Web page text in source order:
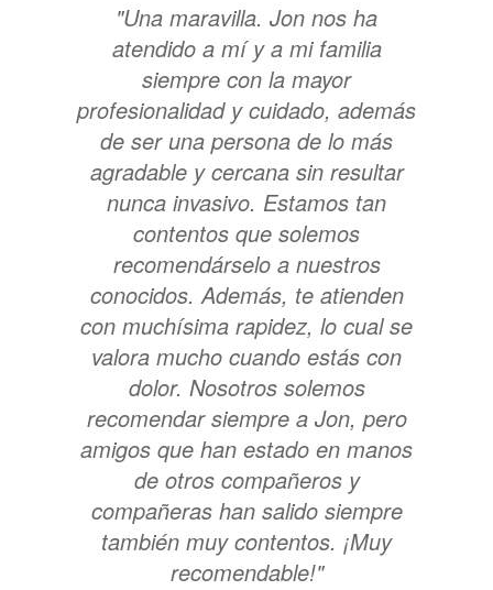
"Una maravilla. Jon nos ha
atendido a mí y a mi familia
siempre con la mayor
profesionalidad y cuidado, además
de ser una persona de lo más
agradable y cercana sin resultar
nunca invasivo. Estamos tan
contentos que solemos
recomendárselo a nuestros
conocidos. Además, te atienden
con muchísima rapidez, lo cual se
valora mucho cuando estás con
dolor. Nosotros solemos
recomendar siempre a Jon, pero
amigos que han estado en manos
de otros compañeros y
compañeras han salido siempre
también muy contentos. ¡Muy
recomendable!"